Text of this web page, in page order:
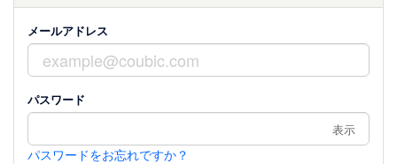
メールアドレス
パスワード
表示
パスワードをお忘れですか？